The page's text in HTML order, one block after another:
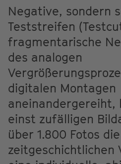
Negative, sondern
Teststreifen
fragmentarische
des analogen
digitalen Montagen
aneinandergereiht,
einst zufälligen
über 1.800 Fotos die
zeitgeschichtlichen